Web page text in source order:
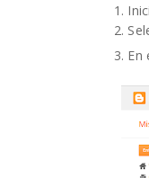
1.
2.
3. En